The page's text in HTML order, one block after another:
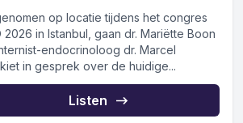
op locatie tijdens het congres
2026 in Istanbul, gaan dr. Mariëtte Boon
endocrinoloog dr. Marcel
in gesprek over de huidige...
Listen